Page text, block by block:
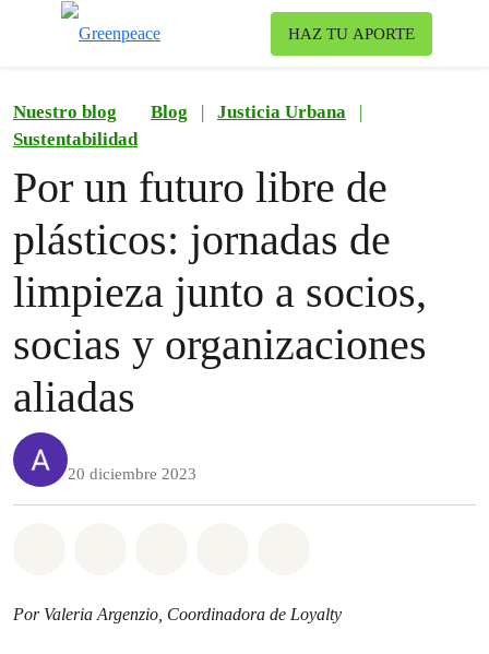
HAZ TU APORTE
Nuestro blog Blog | Justicia Urbana
|
Sustentabilidad
Por un futuro libre de
plásticos: jornadas de
limpieza junto a socios,
socias y organizaciones
aliadas
20 diciembre 2023
Por Valeria Argenzio, Coordinadora de Loyalty